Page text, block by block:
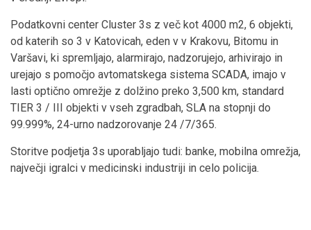
Podatkovni center Cluster 3s z več kot 4000 m2, 6 objekti,
od katerih so 3 v Katovicah, eden v v Krakovu, Bitomu in
Varšavi, ki spremljajo, alarmirajo, nadzorujejo, arhivirajo in
urejajo s pomočjo avtomatskega sistema SCADA, imajo v
lasti optično omrežje z dolžino preko 3,500 km, standard
TIER 3 / III objekti v vseh zgradbah, SLA na stopnji do
99.999%, 24-urno nadzorovanje 24 /7/365.
Storitve podjetja 3s uporabljajo tudi: banke, mobilna omrežja,
največji igralci v medicinski industriji in celo policija.